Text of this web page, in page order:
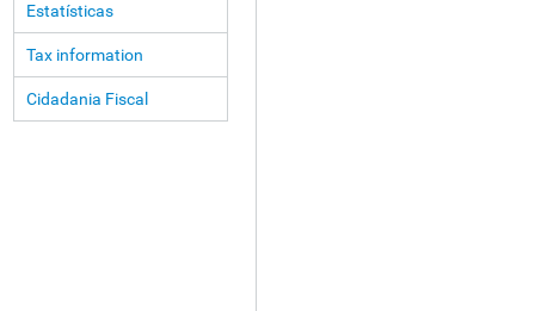
Estatísticas
Tax information
Cidadania Fiscal